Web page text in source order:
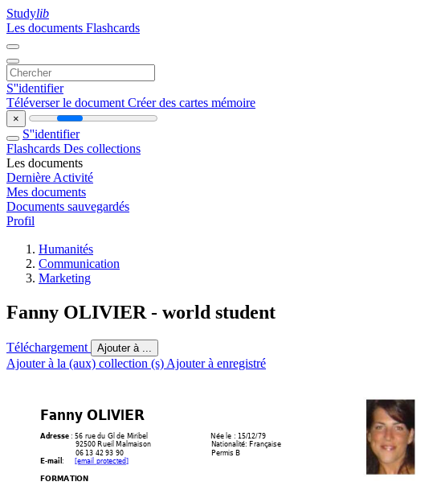
Studylib
Les documents Flashcards
S''identifier
Téléverser le document Créer des cartes mémoire
×
S''identifier
Flashcards Des collections
Les documents
Dernière Activité
Mes documents
Documents sauvegardés
Profil
Humanités
Communication
Marketing
Fanny OLIVIER - world student
Téléchargement Ajouter à ...
Ajouter à la (aux) collection (s) Ajouter à enregistré
Fanny OLIVIER
Adresse : 56 rue du Gl de Miribel Née le : 15/12/79
92500 Rueil Malmaison Nationalité: Française
06 13 42 93 90 Permis B
E-mail: [email protected]
FORMATION